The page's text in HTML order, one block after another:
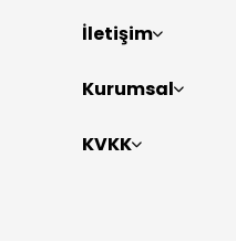
İletişim
Kurumsal
KVKK